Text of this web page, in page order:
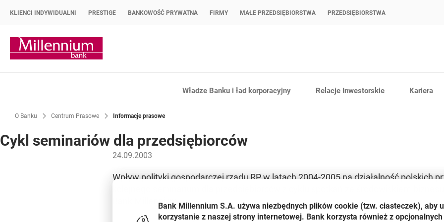
KLIENCI INDYWIDUALNI PRESTIGE BANKOWOŚĆ PRYWATNA FIRMY MAŁE PRZEDSIĘBIORSTWA PRZEDSIĘBIORSTWA
Strona główna Bank Millennium
Władze Banku i ład korporacyjny Relacje Inwestorskie Kariera
O Banku Centrum Prasowe Informacje prasowe
Cykl seminariów dla przedsiębiorców
24.09.2003
Wpływ polityki gospodarczej rządu RP w latach 2004-2005 na działalność polskich
Bank Millennium.Bank Millennium S.A. używa niezbędnych plikówcookie (tzw. ciasteczek), aby
korzystanie z naszej strony internetowej. Bank korzysta również z